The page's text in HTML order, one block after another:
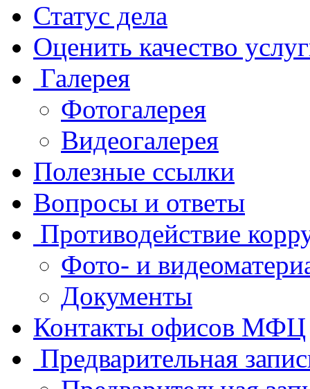
Статус дела
Оценить качество
Галерея
Фотогалерея
Видеогалерея
Полезные ссылки
Вопросы и ответы
Противодействие
Фото- и
Документы
Контакты офисов МФЦ
Предварительная